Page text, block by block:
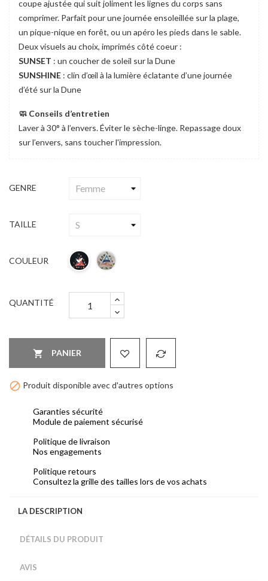
coupe ajustée qui suit joliment les lignes du corps sans
comprimer. Parfait pour une journée ensoleillée sur la plage,
un pique-nique en forêt, ou un apéro les pieds dans le sable.
Deux visuels au choix, imprimés côté coeur :
SUNSET : un coucher de soleil sur la Dune
SUNSHINE : clin d’œil à la lumière éclatante d’une journée
d’été sur la Dune
🧼 Conseils d’entretien
Laver à 30° à l’envers. Éviter le sèche-linge. Repassage doux
sur l’envers, sans toucher l'impression.
GENRE
TAILLE
COULEUR
QUANTITÉ
 PANIER
 Produit disponible avec d'autres options
Garanties sécurité
Module de paiement sécurisé
Politique de livraison
Nos engagements
Politique retours
Consultez la grille des tailles lors de vos achats
LA DESCRIPTION
DÉTAILS DU PRODUIT
AVIS